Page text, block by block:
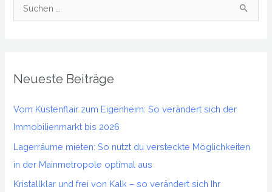
e
c
h
:
Neueste Beiträge
Vom Küstenflair zum Eigenheim: So verändert sich der
Immobilienmarkt bis 2026
Lagerräume mieten: So nutzt du versteckte Möglichkeiten
in der Mainmetropole optimal aus
Kristallklar und frei von Kalk – so verändert sich Ihr